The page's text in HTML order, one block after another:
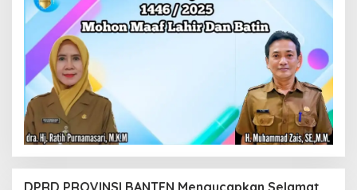
DPRD PROVINSI BANTEN Mengucapkan Selamat